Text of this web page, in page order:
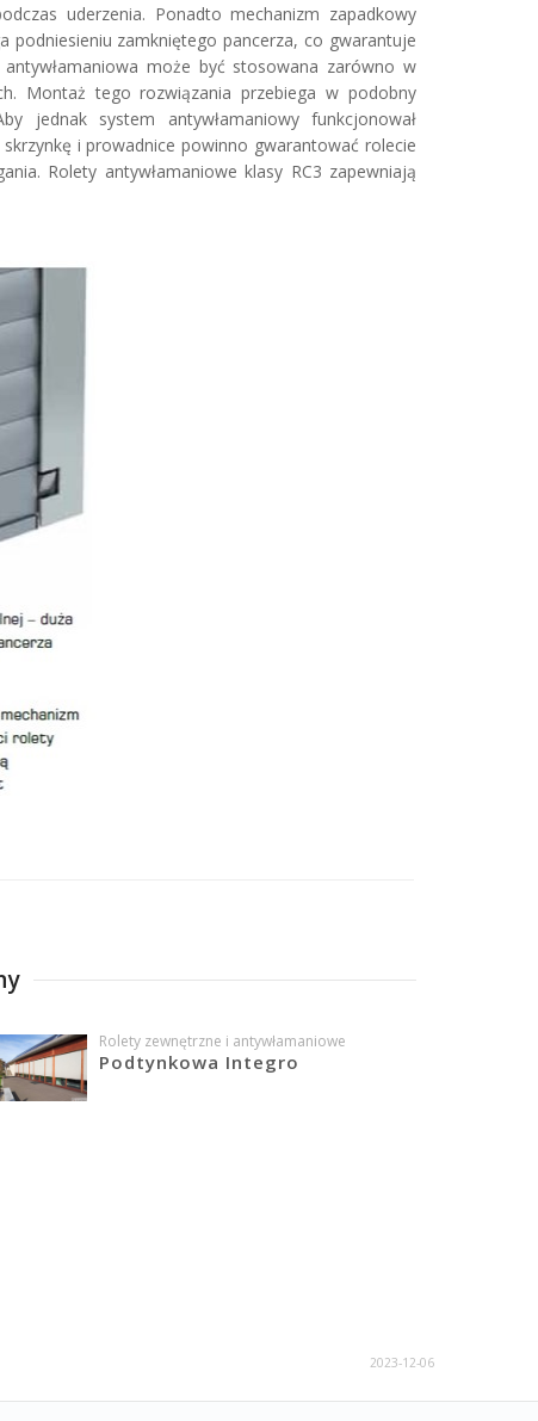
uderzenia. Ponadto mechanizm zapadkowy
zamkniętego pancerza, co gwarantuje
może być stosowana zarówno w
Montaż tego rozwiązania przebiega w podobny
jednak system antywłamaniowy funkcjonował
i prowadnice powinno gwarantować rolecie
Rolety antywłamaniowe klasy RC3 zapewniają
Rolety zewnętrzne i antywłamaniowe
Podtynkowa Integro
2023-12-06